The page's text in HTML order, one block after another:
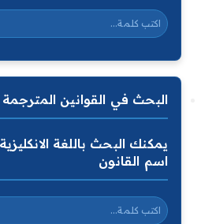
البحث في القوانين المترجمة
يمكنك البحث باللغة
اسم القانون